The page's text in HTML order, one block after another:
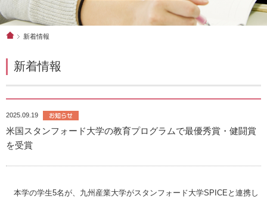
新着情報
新着情報
2025.09.19
米国スタンフォード大学の教育プログラムで最優秀賞・健闘賞
を受賞
本学の学生5名が、 九州産業大学がスタンフォード大学SPICEと連携し